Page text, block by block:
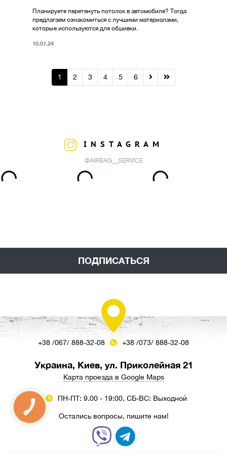
Планируете перетянуть потолок в автомобиле? Тогда
предлагаем ознакомиться с лучшими материалами,
которые используются для обшивки.
10.07.24
1 2 3 4 5 6
INSTAGRAM
@AIRBAG__SERVICE
ПОДПИСАТЬСЯ
+38 /067/ 888-32-08 +38 /073/ 888-32-08
Украина, Киев, ул. Приколейная 21
Карта проезда в Google Maps
ПН-ПТ: 9.00 - 19:00, СБ-ВС: Выходной
Остались вопросы, пишите нам!